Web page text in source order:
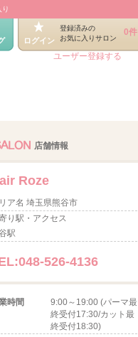
ログイン
登録済みの
お気に入りサロン
0件
ユーザー登録する
店舗情報
Roze
ア名 埼玉県熊谷市
り駅・アクセス
駅
526-4136
時間
9:00～19:00 (パーマ最
終受付17:30/カット最
終受付18:30)